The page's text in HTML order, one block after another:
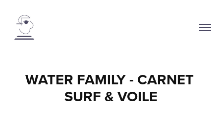
WATER FAMILY - CARNET
SURF & VOILE